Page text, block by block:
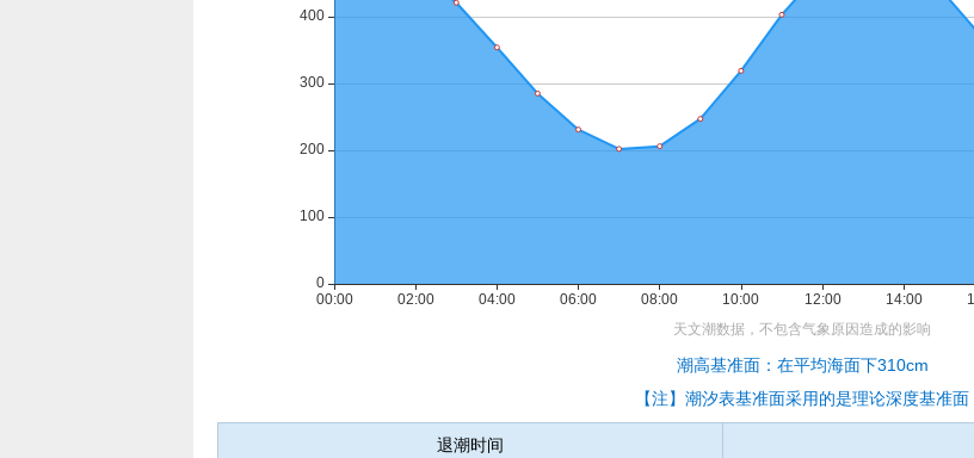
潮高基准面：在平均海面下310cm
【注】潮汐表基准面采用的是理论深度基准面
退潮时间